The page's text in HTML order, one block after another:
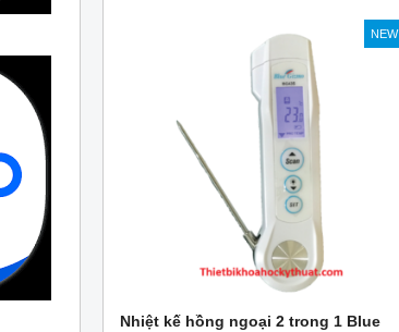
NEW
Nhiệt kế hồng ngoại 2 trong 1 Blue